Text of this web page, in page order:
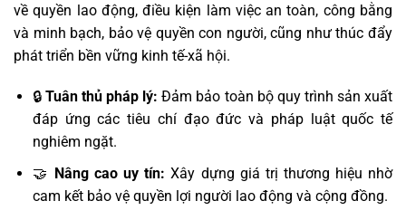
về quyền lao động, điều kiện làm việc an toàn, công bằng
và minh bạch, bảo vệ quyền con người, cũng như thúc đẩy
phát triển bền vững kinh tế-xã hội.
🔒 Tuân thủ pháp lý: Đảm bảo toàn bộ quy trình sản xuất
đáp ứng các tiêu chí đạo đức và pháp luật quốc tế
nghiêm ngặt.
🤝 Nâng cao uy tín: Xây dựng giá trị thương hiệu nhờ
cam kết bảo vệ quyền lợi người lao động và cộng đồng.